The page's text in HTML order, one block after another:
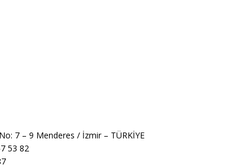
7 – 9 Menderes / İzmir – TÜRKİYE
53 82